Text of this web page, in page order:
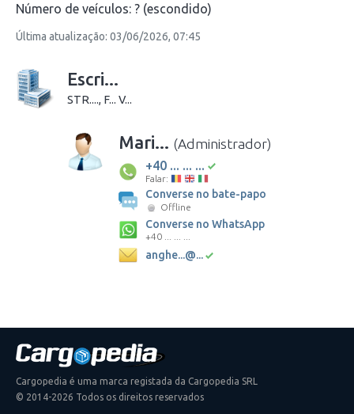
Número de veículos: ? (escondido)
Última atualização: 03/06/2026, 07:45
Escri...
STR...., F... V...
Mari... (Administrador)
+40 ... ... ...
Falar:
Converse no bate-papo
Offline
Converse no WhatsApp
+40 ... ... ...
anghe...@...
Cargopedia é uma marca registada da Cargopedia SRL
© 2014-2026 Todos os direitos reservados